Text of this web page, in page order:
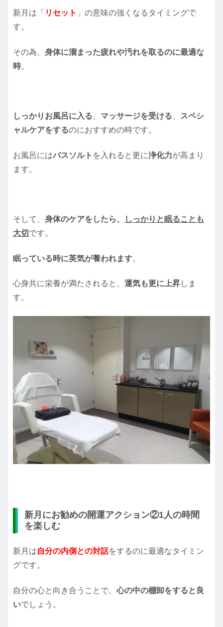
新月は「 リセット 」の意味の強くなるタイミングで
す。
その為、 身体に溜まった疲れや汚れを取るのに最適な
時。
しっかりお風呂に入る マッサージを受ける
スペシ
ャルケアをするのにおすすめの時です。
お風呂にはバスソルト を入れると更に浄化力が高まり
ます。
そして、 身体のケアをしたら、
しっかりと眠ることも
大切 です。
眠っている時に英気が養われます。
心身共に栄養が満たされると、 運気も更に上昇しま
す。
新月にお勧めの開運アクション②1人の時間
を楽しむ
新月は自分の内側との対話をするのに最適なタイミン
グです。
自分の心と向き合うことで、心の中の棚卸をすると良
いでしょう。